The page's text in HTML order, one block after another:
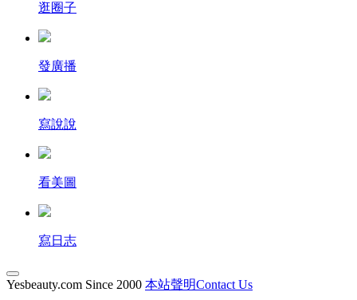
逛圈子
發廣播
寫說說
看美圖
寫日志
Yesbeauty.com Since 2000 本站聲明Contact Us